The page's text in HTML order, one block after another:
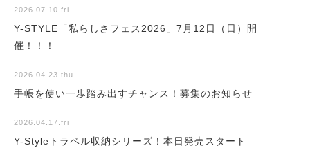
2026.07.10.fri
Y-STYLE「私らしさフェス2026」7月12日（日）開
催！！！
2026.04.23.thu
手帳を使い一歩踏み出すチャンス！募集のお知らせ
2026.04.17.fri
Y-Styleトラベル収納シリーズ！本日発売スタート